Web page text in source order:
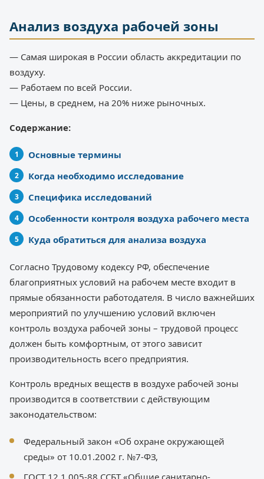
Анализ воздуха рабочей зоны
— Самая широкая в России область аккредитации по
воздуху.
— Работаем по всей России.
— Цены, в среднем, на 20% ниже рыночных.
Содержание:
Основные термины
Когда необходимо исследование
Специфика исследований
Особенности контроля воздуха рабочего места
Куда обратиться для анализа воздуха
Согласно Трудовому кодексу РФ, обеспечение
благоприятных условий на рабочем месте входит в
прямые обязанности работодателя. В число важнейших
мероприятий по улучшению условий включен
контроль воздуха рабочей зоны – трудовой процесс
должен быть комфортным, от этого зависит
производительность всего предприятия.
Контроль вредных веществ в воздухе рабочей зоны
производится в соответствии с действующим
законодательством:
Федеральный закон «Об охране окружающей
среды» от 10.01.2002 г. №7-ФЗ,